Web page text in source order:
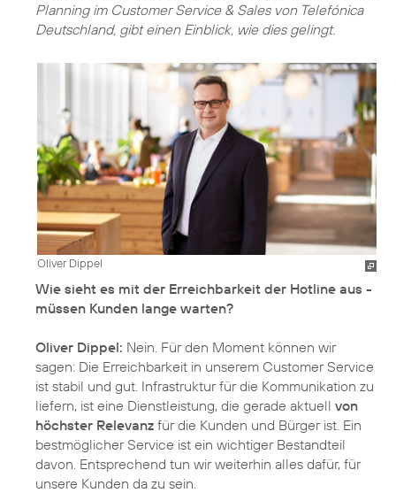
Planning im Customer Service & Sales von Telefónica
Deutschland, gibt einen Einblick, wie dies gelingt.
Oliver Dippel
Wie sieht es mit der Erreichbarkeit der Hotline aus -
müssen Kunden lange warten?
Oliver Dippel: Nein. Für den Moment können wir
sagen: Die Erreichbarkeit in unserem Customer Service
ist stabil und gut. Infrastruktur für die Kommunikation zu
liefern, ist eine Dienstleistung, die gerade aktuell von
höchster Relevanz für die Kunden und Bürger ist. Ein
bestmöglicher Service ist ein wichtiger Bestandteil
davon. Entsprechend tun wir weiterhin alles dafür, für
unsere Kunden da zu sein.